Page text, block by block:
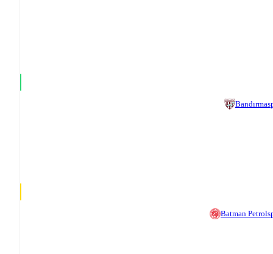
Batman